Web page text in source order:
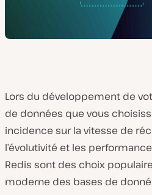
Lors du développement de
de données que vous
incidence sur la vitesse de
l’évolutivité et les
Redis sont des choix
moderne des bases de